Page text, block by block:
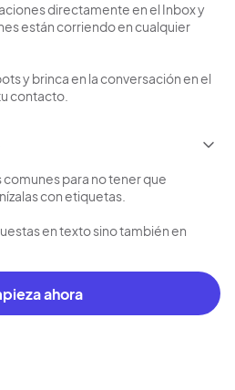
directamente en el Inbox y
están corriendo en cualquier
y brinca en la conversación en el
contacto.
para no tener que
con etiquetas.
en texto sino también en
ahora